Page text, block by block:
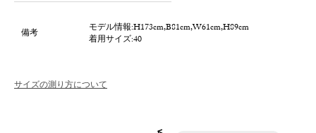
備考
モデル情報:H173cm,B81cm,W61cm,H89cm
着用サイズ:40
サイズの測り方について